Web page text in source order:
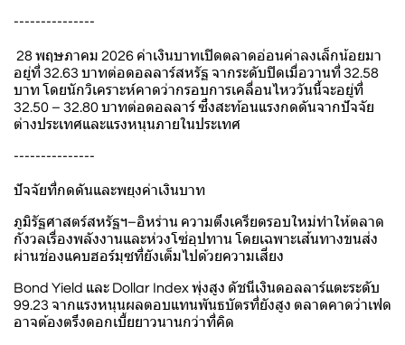
---------------
28 พฤษภาคม 2026 ค่าเงินบาทเปิดตลาดอ่อนค่าลงเล็กน้อยมา
อยู่ที่ 32.63 บาทต่อดอลลาร์สหรัฐ จากระดับปิดเมื่อวานที่ 32.58
บาท โดยนักวิเคราะห์คาดว่ากรอบการเคลื่อนไหววันนี้จะอยู่ที่
32.50 – 32.80 บาทต่อดอลลาร์ ซึ่งสะท้อนแรงกดดันจากปัจจัย
ต่างประเทศและแรงหนุนภายในประเทศ
---------------
ปัจจัยที่กดดันและพยุงค่าเงินบาท
ภูมิรัฐศาสตร์สหรัฐฯ–อิหร่าน ความตึงเครียดรอบใหม่ทำให้ตลาด
กังวลเรื่องพลังงานและห่วงโซ่อุปทาน โดยเฉพาะเส้นทางขนส่ง
ผ่านช่องแคบฮอร์มุซที่ยังเต็มไปด้วยความเสี่ยง
Bond Yield และ Dollar Index พุ่งสูง ดัชนีเงินดอลลาร์แตะระดับ
99.23 จากแรงหนุนผลตอบแทนพันธบัตรที่ยังสูง ตลาดคาดว่าเฟด
อาจต้องตรึงดอกเบี้ยยาวนานกว่าที่คิด